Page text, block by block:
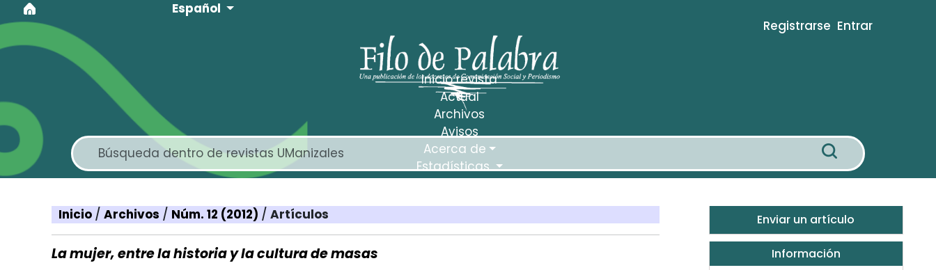
Ir al menú de navegación principal
Ir al contenido principal
Ir al pie de página del sitio Idioma
Español
Registrarse Entrar
Inicio revista
Actual
Archivos
Avisos
Acerca de
Estadísticas
Inicio / Archivos / Núm. 12 (2012) / Artículos
La mujer, entre la historia y la cultura de masas
Enviar un artículo
Información